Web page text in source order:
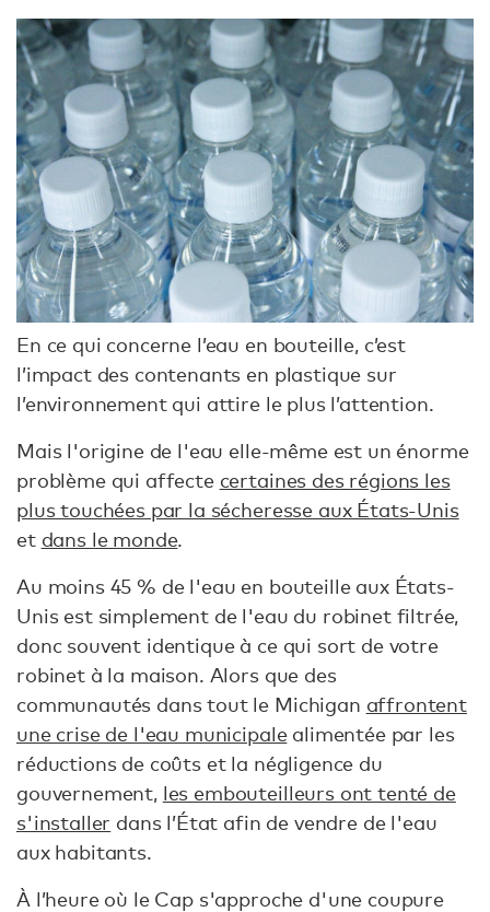
En ce qui concerne l’eau en bouteille, c’est
l’impact des contenants en plastique sur
l’environnement qui attire le plus l’attention.
Mais l'origine de l'eau elle-même est un énorme
problème qui affecte certaines des régions les
plus touchées par la sécheresse aux États-Unis
et dans le monde.
Au moins 45 % de l'eau en bouteille aux États-
Unis est simplement de l'eau du robinet filtrée,
donc souvent identique à ce qui sort de votre
robinet à la maison. Alors que des
communautés dans tout le Michigan affrontent
une crise de l'eau municipalealimentée par les
réductions de coûts et la négligence du
gouvernement, les embouteilleurs ont tenté de
s'installer dans l’État afin de vendre de l'eau
aux habitants.
À l’heure où le Cap s'approche d'une coupure